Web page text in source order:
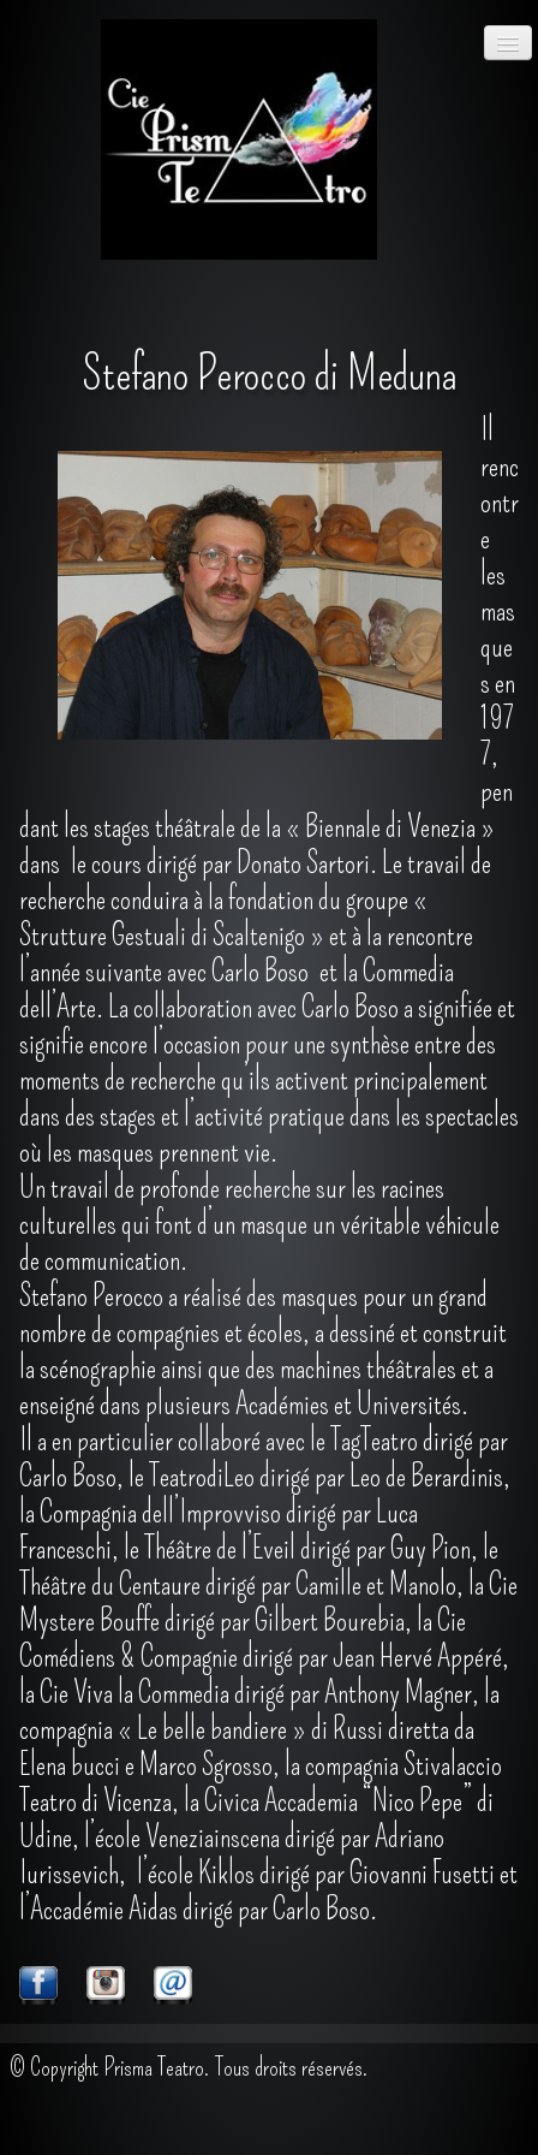
PHOTOS▼
LA COMPAGNIE
CONTACT
PRO▼
Stefano Perocco di Meduna
Il
renc
ontr
e
les
mas
que
s en
197
7,
pen
dant les stages théâtrale de la « Biennale di Venezia »
dans le cours dirigé par Donato Sartori. Le travail de
recherche conduira à la fondation du groupe «
Strutture Gestuali di Scaltenigo » et à la rencontre
l’année suivante avec Carlo Boso et la Commedia
dell’Arte. La collaboration avec Carlo Boso a signifiée et
signifie encore l’occasion pour une synthèse entre des
moments de recherche qu’ils activent principalement
dans des stages et l’activité pratique dans les spectacles
où les masques prennent vie.
Un travail de profonde recherche sur les racines
culturelles qui font d’un masque un véritable véhicule
de communication.
Stefano Perocco a réalisé des masques pour un grand
nombre de compagnies et écoles, a dessiné et construit
la scénographie ainsi que des machines théâtrales et a
enseigné dans plusieurs Académies et Universités.
Il a en particulier collaboré avec le TagTeatro dirigé par
Carlo Boso, le TeatrodiLeo dirigé par Leo de Berardinis,
la Compagnia dell’Improvviso dirigé par Luca
Franceschi, le Théâtre de l’Eveil dirigé par Guy Pion, le
Théâtre du Centaure dirigé par Camille et Manolo, la Cie
Mystere Bouffe dirigé par Gilbert Bourebia, la Cie
Comédiens & Compagnie dirigé par Jean Hervé Appéré,
la Cie Viva la Commedia dirigé par Anthony Magner, la
compagnia « Le belle bandiere » di Russi diretta da
Elena bucci e Marco Sgrosso, la compagnia Stivalaccio
Teatro di Vicenza, la Civica Accademia “Nico Pepe” di
Udine, l’école Veneziainscena dirigé par Adriano
Iurissevich, l’école Kiklos dirigé par Giovanni Fusetti et
l’Accadémie Aidas dirigé par Carlo Boso.
© Copyright Prisma Teatro. Tous droits réservés.